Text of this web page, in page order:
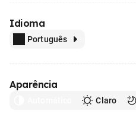
Idioma
Português
Aparência
Claro